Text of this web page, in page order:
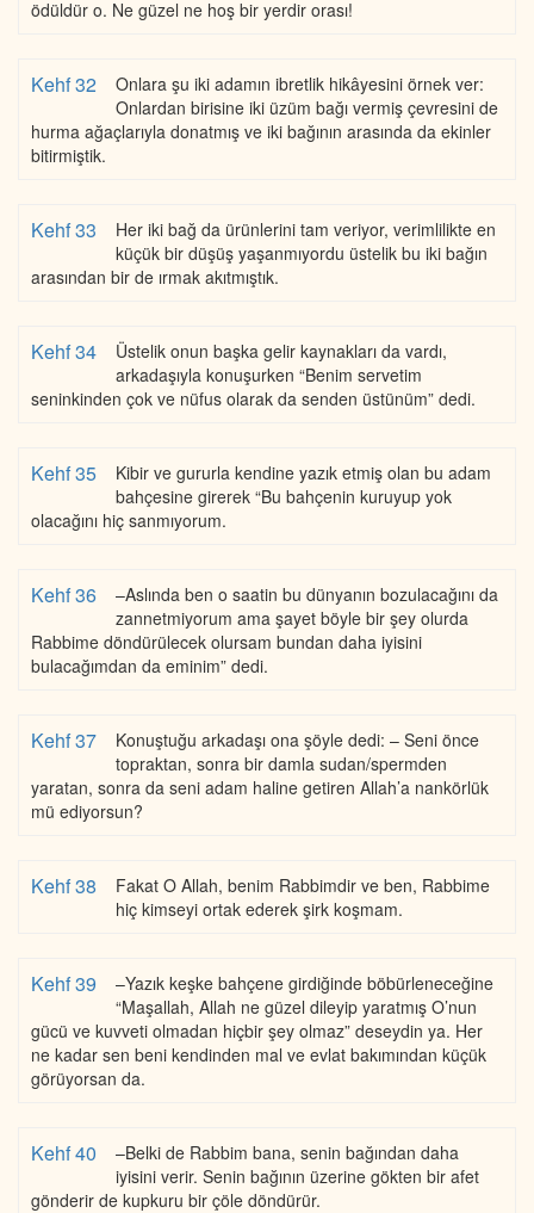
ödüldür o. Ne güzel ne hoş bir yerdir orası!
Kehf 32
Onlara şu iki adamın ibretlik hikâyesini örnek ver:
Onlardan birisine iki üzüm bağı vermiş çevresini de
hurma ağaçlarıyla donatmış ve iki bağının arasında da ekinler
bitirmiştik.
Kehf 33
Her iki bağ da ürünlerini tam veriyor, verimlilikte en
küçük bir düşüş yaşanmıyordu üstelik bu iki bağın
arasından bir de ırmak akıtmıştık.
Kehf 34
Üstelik onun başka gelir kaynakları da vardı,
arkadaşıyla konuşurken “Benim servetim
seninkinden çok ve nüfus olarak da senden üstünüm” dedi.
Kehf 35
Kibir ve gururla kendine yazık etmiş olan bu adam
bahçesine girerek “Bu bahçenin kuruyup yok
olacağını hiç sanmıyorum.
Kehf 36
–Aslında ben o saatin bu dünyanın bozulacağını da
zannetmiyorum ama şayet böyle bir şey olurda
Rabbime döndürülecek olursam bundan daha iyisini
bulacağımdan da eminim” dedi.
Kehf 37
Konuştuğu arkadaşı ona şöyle dedi: – Seni önce
topraktan, sonra bir damla sudan/spermden
yaratan, sonra da seni adam haline getiren Allah’a nankörlük
mü ediyorsun?
Kehf 38
Fakat O Allah, benim Rabbimdir ve ben, Rabbime
hiç kimseyi ortak ederek şirk koşmam.
Kehf 39
–Yazık keşke bahçene girdiğinde böbürleneceğine
“Maşallah, Allah ne güzel dileyip yaratmış O’nun
gücü ve kuvveti olmadan hiçbir şey olmaz” deseydin ya. Her
ne kadar sen beni kendinden mal ve evlat bakımından küçük
görüyorsan da.
Kehf 40
–Belki de Rabbim bana, senin bağından daha
iyisini verir. Senin bağının üzerine gökten bir afet
gönderir de kupkuru bir çöle döndürür.